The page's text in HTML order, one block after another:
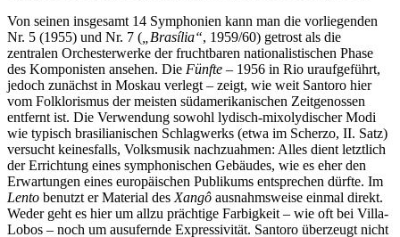
Von seinen insgesamt 14 Symphonien kann man die vorliegenden
Nr. 5 (1955) und Nr. 7 ( „Brasília“, 1959/60) getrost als die
zentralen Orchesterwerke der fruchtbaren nationalistischen Phase
des Komponisten ansehen. Die Fünfte – 1956 in Rio uraufgeführt,
jedoch zunächst in Moskau verlegt – zeigt, wie weit Santoro hier
vom Folklorismus der meisten südamerikanischen Zeitgenossen
entfernt ist. Die Verwendung sowohl lydisch-mixolydischer Modi
wie typisch brasilianischen Schlagwerks (etwa im Scherzo, II. Satz)
versucht keinesfalls, Volksmusik nachzuahmen: Alles dient letztlich
der Errichtung eines symphonischen Gebäudes, wie es eher den
Erwartungen eines europäischen Publikums entsprechen dürfte. Im
Lento benutzt er Material des Xangô ausnahmsweise einmal direkt.
Weder geht es hier um allzu prächtige Farbigkeit – wie oft bei Villa-
Lobos – noch um ausufernde Expressivität. Santoro überzeugt nicht